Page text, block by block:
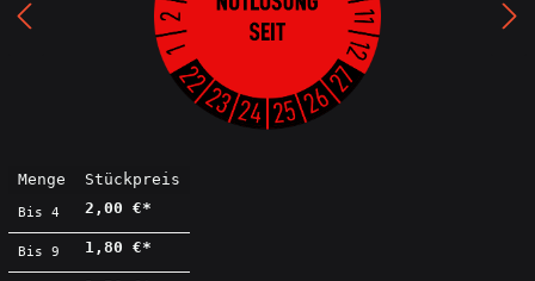
Menge Stückpreis
Bis 4 2,00 €*
Bis 9 1,80 €*